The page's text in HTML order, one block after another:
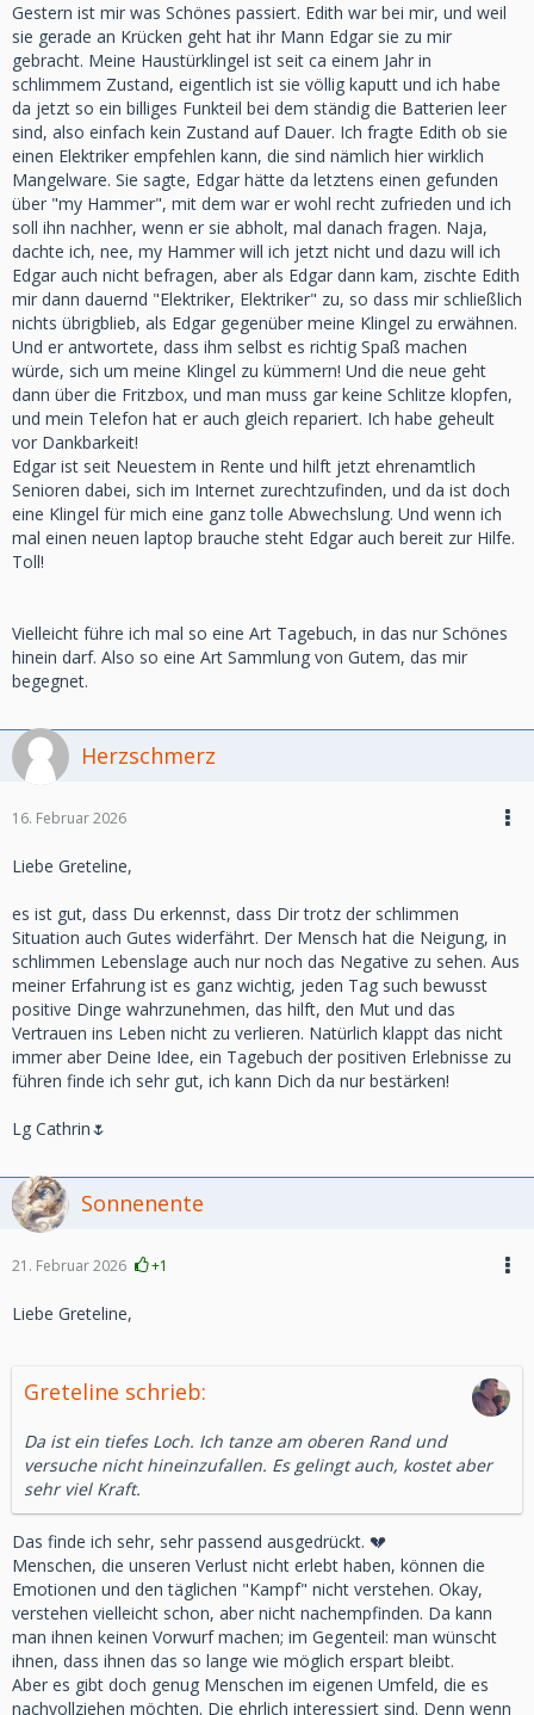
Gestern ist mir was Schönes passiert. Edith war bei mir, und weil
sie gerade an Krücken geht hat ihr Mann Edgar sie zu mir
gebracht. Meine Haustürklingel ist seit ca einem Jahr in
schlimmem Zustand, eigentlich ist sie völlig kaputt und ich habe
da jetzt so ein billiges Funkteil bei dem ständig die Batterien leer
sind, also einfach kein Zustand auf Dauer. Ich fragte Edith ob sie
einen Elektriker empfehlen kann, die sind nämlich hier wirklich
Mangelware. Sie sagte, Edgar hätte da letztens einen gefunden
über "my Hammer", mit dem war er wohl recht zufrieden und ich
soll ihn nachher, wenn er sie abholt, mal danach fragen. Naja,
dachte ich, nee, my Hammer will ich jetzt nicht und dazu will ich
Edgar auch nicht befragen, aber als Edgar dann kam, zischte Edith
mir dann dauernd "Elektriker, Elektriker" zu, so dass mir schließlich
nichts übrigblieb, als Edgar gegenüber meine Klingel zu erwähnen.
Und er antwortete, dass ihm selbst es richtig Spaß machen
würde, sich um meine Klingel zu kümmern! Und die neue geht
dann über die Fritzbox, und man muss gar keine Schlitze klopfen,
und mein Telefon hat er auch gleich repariert. Ich habe geheult
vor Dankbarkeit!
Edgar ist seit Neuestem in Rente und hilft jetzt ehrenamtlich
Senioren dabei, sich im Internet zurechtzufinden, und da ist doch
eine Klingel für mich eine ganz tolle Abwechslung. Und wenn ich
mal einen neuen laptop brauche steht Edgar auch bereit zur Hilfe.
Toll!
Vielleicht führe ich mal so eine Art Tagebuch, in das nur Schönes
hinein darf. Also so eine Art Sammlung von Gutem, das mir
begegnet.
Herzschmerz
16. Februar 2026
Liebe Greteline,
es ist gut, dass Du erkennst, dass Dir trotz der schlimmen
Situation auch Gutes widerfährt. Der Mensch hat die Neigung, in
schlimmen Lebenslage auch nur noch das Negative zu sehen. Aus
meiner Erfahrung ist es ganz wichtig, jeden Tag such bewusst
positive Dinge wahrzunehmen, das hilft, den Mut und das
Vertrauen ins Leben nicht zu verlieren. Natürlich klappt das nicht
immer aber Deine Idee, ein Tagebuch der positiven Erlebnisse zu
führen finde ich sehr gut, ich kann Dich da nur bestärken!
Lg Cathrin🌷
Sonnenente
21. Februar 2026 +1
Liebe Greteline,
Greteline schrieb:
Da ist ein tiefes Loch. Ich tanze am oberen Rand und
versuche nicht hineinzufallen. Es gelingt auch, kostet aber
sehr viel Kraft.
Das finde ich sehr, sehr passend ausgedrückt. 💔
Menschen, die unseren Verlust nicht erlebt haben, können die
Emotionen und den täglichen "Kampf" nicht verstehen. Okay,
verstehen vielleicht schon, aber nicht nachempfinden. Da kann
man ihnen keinen Vorwurf machen; im Gegenteil: man wünscht
ihnen, dass ihnen das so lange wie möglich erspart bleibt.
Aber es gibt doch genug Menschen im eigenen Umfeld, die es
nachvollziehen möchten. Die ehrlich interessiert sind. Denn wenn